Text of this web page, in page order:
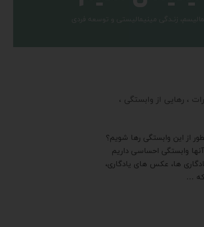
، رهایی از وابستگی ،
از این وابستگی رها شویم؟
وابستگی احساسی داریم
ها، عکس های یادگاری،
که …